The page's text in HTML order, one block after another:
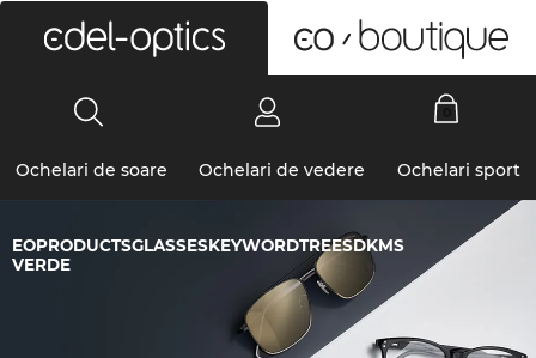
Ochelari de soare Ochelari de vedere Ochelari sport
EOPRODUCTSGLASSESKEYWORDTREESDKMS
VERDE